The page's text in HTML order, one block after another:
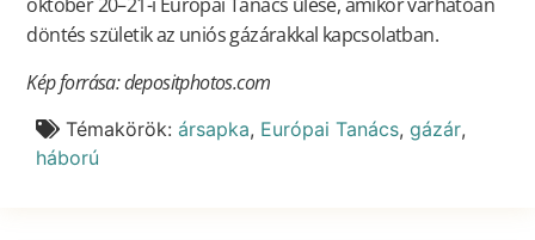
döntés születik az uniós gázárakkal kapcsolatban.
Kép forrása: depositphotos.com
Témakörök: ársapka, Európai Tanács, gázár,
háború